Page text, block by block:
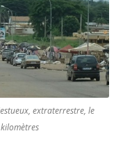
extraterrestre, le